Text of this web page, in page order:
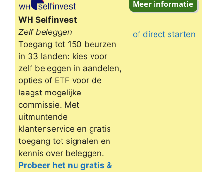
WH Selfinvest
Zelf beleggen
Toegang tot 150 beurzen
in 33 landen: kies voor
zelf beleggen in aandelen,
opties of ETF voor de
laagst mogelijke
commissie. Met
uitmuntende
klantenservice en gratis
toegang tot signalen en
kennis over beleggen.
Probeer het nu gratis &
of direct starten